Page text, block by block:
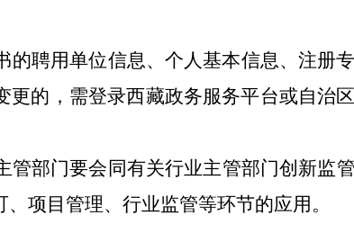
的聘用单位信息、个人基本信息、注册
更的，需登录西藏政务服务平台或自治区
管部门要会同有关行业主管部门创新监
项目管理、行业监管等环节的应用。